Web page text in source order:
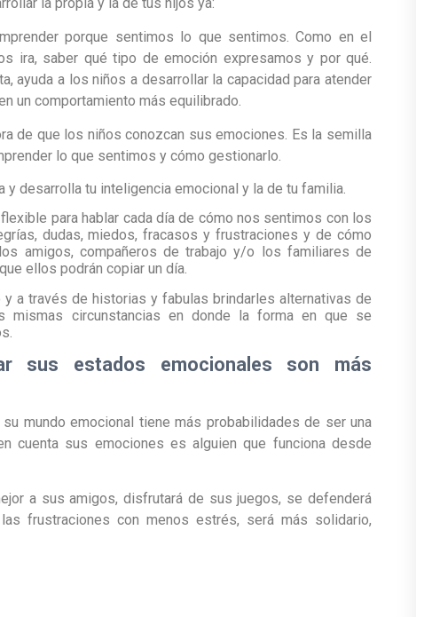
porque sentimos lo que sentimos. Como en el
ira, saber qué tipo de emoción expresamos y por qué.
ayuda a los niños a desarrollar la capacidad para atender
un comportamiento más equilibrado.
de que los niños conozcan sus emociones. Es la semilla
lo que sentimos y cómo gestionarlo.
desarrolla tu inteligencia emocional y la de tu familia.
para hablar cada día de cómo nos sentimos con los
dudas, miedos, fracasos y frustraciones y de cómo
amigos, compañeros de trabajo y/o los familiares de
ellos podrán copiar un día.
a través de historias y fabulas brindarles alternativas de
mismas circunstancias en donde la forma en que se
sus estados emocionales son más
mundo emocional tiene más probabilidades de ser una
cuenta sus emociones es alguien que funciona desde
a sus amigos, disfrutará de sus juegos, se defenderá
frustraciones con menos estrés, será más solidario,